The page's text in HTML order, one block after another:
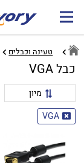
טעינה וכבלים
כבל VGA
מיון
VGA